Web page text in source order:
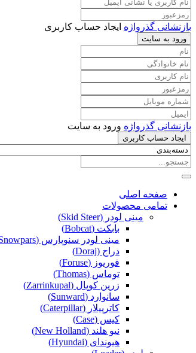
بازنشانی گذرواژه ایجاد حساب کاربری
ورود به سایت
بازنشانی گذرواژه ورود به سایت
ایجاد حساب کاربری
صفحه اصلی
تمامی محصولات
مینی لودر (Skid Steer)
بابکت (Bobcat)
مینی لودر سنوپارس (Snowpars)
دراج (Doraj)
فوریوز (Foruse)
توماس (Thomas)
زرین کوپال (Zarrinkupal)
سانوارد (Sunward)
کاترپیلار (Caterpillar)
کیس (Case)
نیو هلند (New Holland)
هیوندای (Hyundai)